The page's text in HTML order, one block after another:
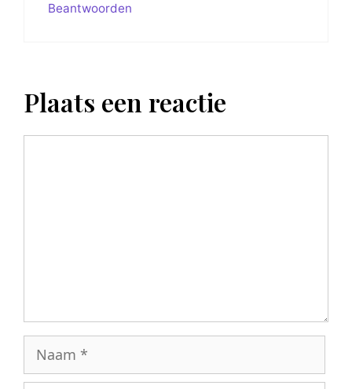
Beantwoorden
Plaats een reactie